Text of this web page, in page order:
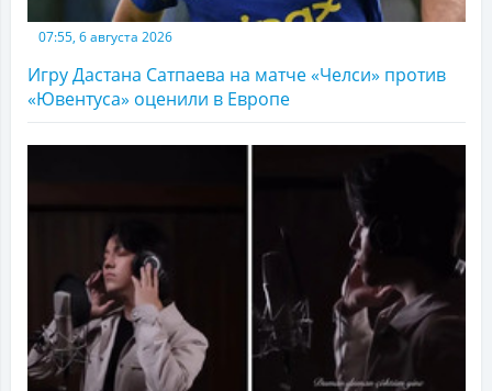
07:55, 6 августа 2026
Игру Дастана Сатпаева на матче «Челси» против
«Ювентуса» оценили в Европе